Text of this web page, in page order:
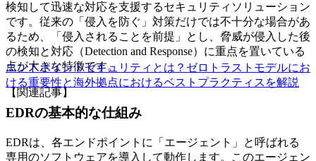
検知して迅速な対応を支援するセキュリティソリューション
です。従来の「侵入を防ぐ」対策だけでは不十分な場合があ
るため、「侵入されることを前提」とし、脅威が侵入した後
の検知と対応（Detection and Response）に重点を置いている
点が大きな特徴です。
【関連記事】
エンドポイントセキュリティとは？ゼロトラストモデルにお
ける重要性と海外拠点におけるベストプラクティスを解説
EDRの基本的な仕組み
EDRは、各エンドポイントに「エージェント」と呼ばれる
専用のソフトウェアを導入して動作します。このエージェン